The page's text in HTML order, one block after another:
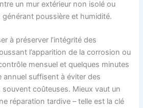
un mur extérieur non isolé ou
poussière et humidité.
à préserver l’intégrité des
l’apparition de la corrosion ou
mensuel et quelques minutes
annuel suffisent à éviter des
coûteuses. Mieux vaut un
réparation tardive – telle est la clé